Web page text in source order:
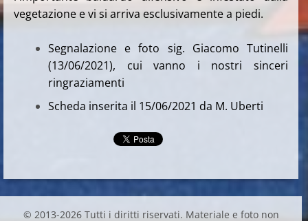
vegetazione e vi si arriva esclusivamente a piedi.
Segnalazione e foto sig. Giacomo Tutinelli
(13/06/2021), cui vanno i nostri sinceri
ringraziamenti
Scheda inserita il 15/06/2021 da M. Uberti
© 2013-2026 Tutti i diritti riservati. Materiale e foto non